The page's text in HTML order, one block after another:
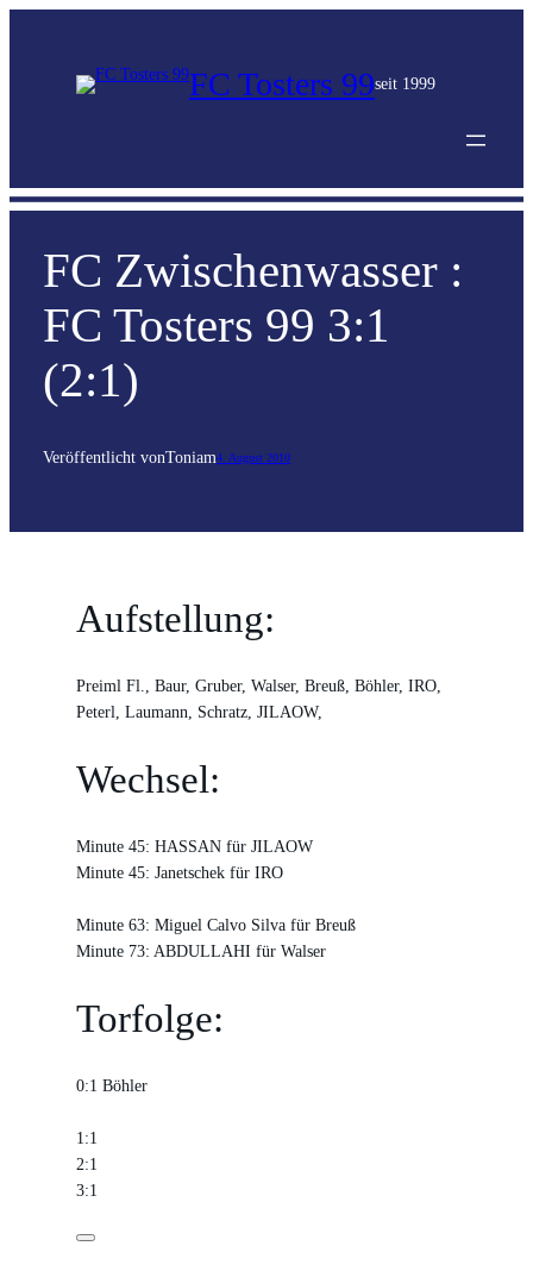
FC Tosters 99seit 1999
FC Zwischenwasser :
FC Tosters 99 3:1
(2:1)
Veröffentlicht vonToniam4. August 2010
Aufstellung:
Preiml Fl., Baur, Gruber, Walser, Breuß, Böhler, IRO,
Peterl, Laumann, Schratz, JILAOW,
Wechsel:
Minute 45: HASSAN für JILAOW
Minute 45: Janetschek für IRO
Minute 63: Miguel Calvo Silva für Breuß
Minute 73: ABDULLAHI für Walser
Torfolge:
0:1 Böhler
1:1
2:1
3:1